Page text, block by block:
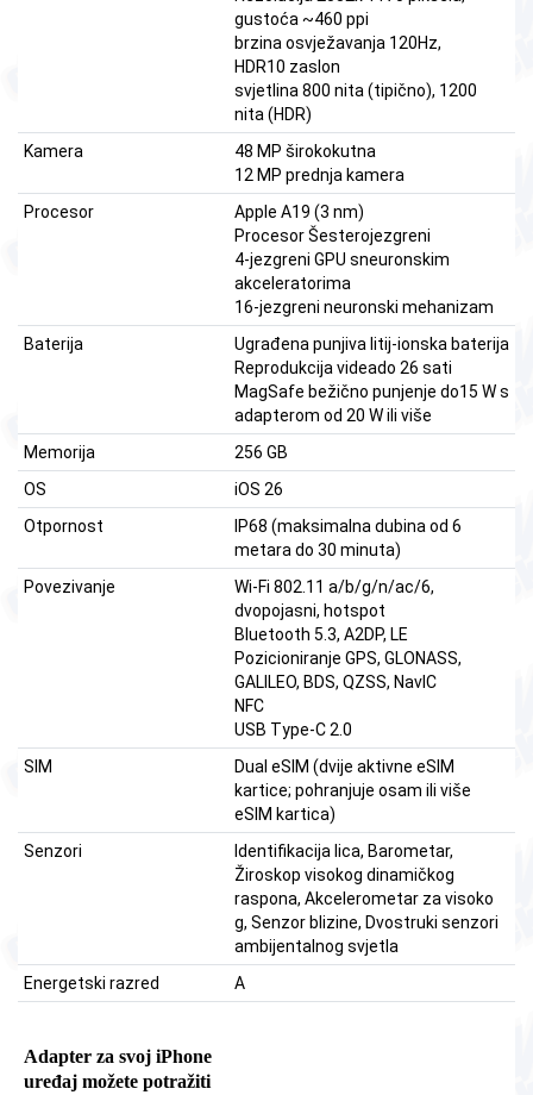
gustoća ~460 ppi
brzina osvježavanja 120Hz,
HDR10 zaslon
svjetlina 800 nita (tipično), 1200
nita (HDR)
Kamera
48 MP širokokutna
12 MP prednja kamera
Procesor
Apple A19 (3 ​​nm)
Procesor Šesterojezgreni
4-jezgreni GPU sneuronskim
akceleratorima
16-jezgreni neuronski mehanizam
Baterija
Ugrađena punjiva litij-ionska baterija
Reprodukcija videado 26 sati
MagSafe bežično punjenje do15 W s
adapterom od 20 W ili više
Memorija
256 GB
OS
iOS 26
Otpornost
IP68 (maksimalna dubina od 6
metara do 30 minuta)
Povezivanje
Wi-Fi 802.11 a/b/g/n/ac/6,
dvopojasni, hotspot
Bluetooth 5.3, A2DP, LE
Pozicioniranje GPS, GLONASS,
GALILEO, BDS, QZSS, NavIC
NFC
USB Type-C 2.0
SIM
Dual eSIM (dvije aktivne eSIM
kartice; pohranjuje osam ili više
eSIM kartica)
Senzori
Identifikacija lica, Barometar,
Žiroskop visokog dinamičkog
raspona, Akcelerometar za visoko
g, Senzor blizine, Dvostruki senzori
ambijentalnog svjetla
Energetski razred
A
Adapter za svoj iPhone
uređaj možete potražiti